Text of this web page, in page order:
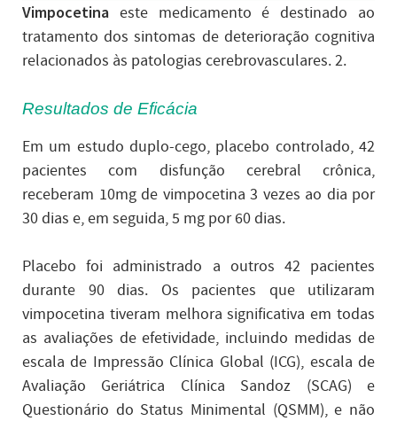
Vimpocetina este medicamento é destinado ao
tratamento dos sintomas de deterioração cognitiva
relacionados às patologias cerebrovasculares. 2.
Resultados de Eficácia
Em um estudo duplo-cego, placebo controlado, 42
pacientes com disfunção cerebral crônica,
receberam 10mg de vimpocetina 3 vezes ao dia por
30 dias e, em seguida, 5 mg por 60 dias.
Placebo foi administrado a outros 42 pacientes
durante 90 dias. Os pacientes que utilizaram
vimpocetina tiveram melhora significativa em todas
as avaliações de efetividade, incluindo medidas de
escala de Impressão Clínica Global (ICG), escala de
Avaliação Geriátrica Clínica Sandoz (SCAG) e
Questionário do Status Minimental (QSMM), e não